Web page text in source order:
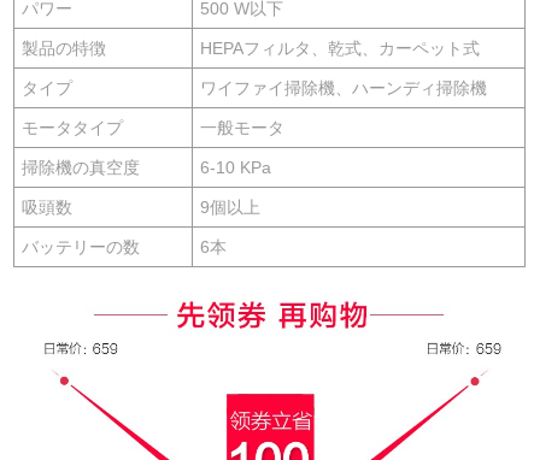
パワー 500 W以下
製品の特徴 HEPAフィルタ、乾式、カーペット式
タイプ ワイファイ掃除機、ハーンディ掃除機
モータタイプ 一般モータ
掃除機の真空度 6-10 KPa
吸頭数 9個以上
バッテリーの数 6本